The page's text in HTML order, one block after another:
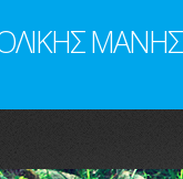
ΜΑΝΗΣ